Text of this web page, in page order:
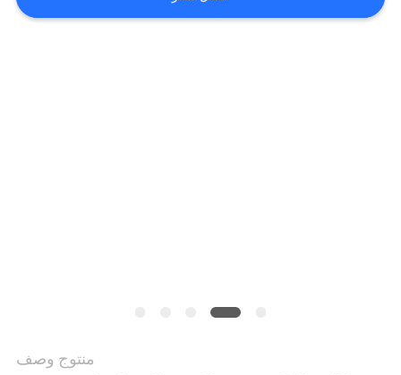
ON
منتوج وصف